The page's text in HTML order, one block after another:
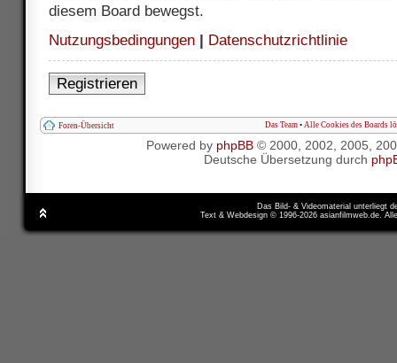
diesem Board bewegst.
Nutzungsbedingungen
Datenschutzrichtlinie
Registrieren
Foren-Übersicht Das Team • Alle Cookies des Boards
Powered by phpBB© 2000, 2002, 2005,
Deutsche Übersetzung durch
Das Bild- & Videomaterial unterliegt
Text & Webdesign © 1996-2026 asianfilmweb.de.